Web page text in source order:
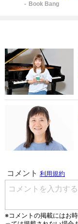
Book Bang